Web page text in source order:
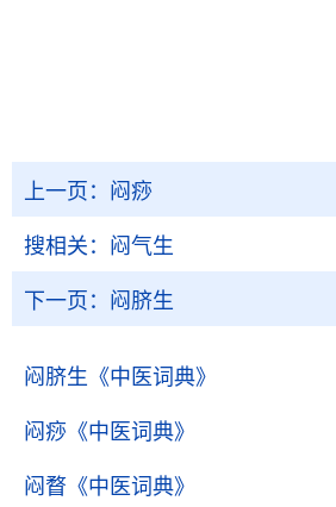
上一页： 闷痧
搜相关： 闷气生
下一页： 闷脐生
闷脐生 《中医词典》
闷痧 《中医词典》
闷瞀 《中医词典》